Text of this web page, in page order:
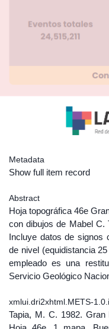
Metadata
Show full item record
Abstract
Hoja topográfica 46e
con dibujos de Mabel C.
Incluye datos de signos
de nivel (equidistancia
empleado es una
Servicio Geológico
xmlui.dri2xhtml.METS-
Tapia, M. C. 1982. Gran